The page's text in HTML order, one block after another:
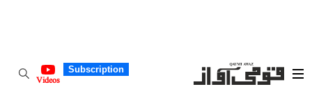
Subscription
Videos